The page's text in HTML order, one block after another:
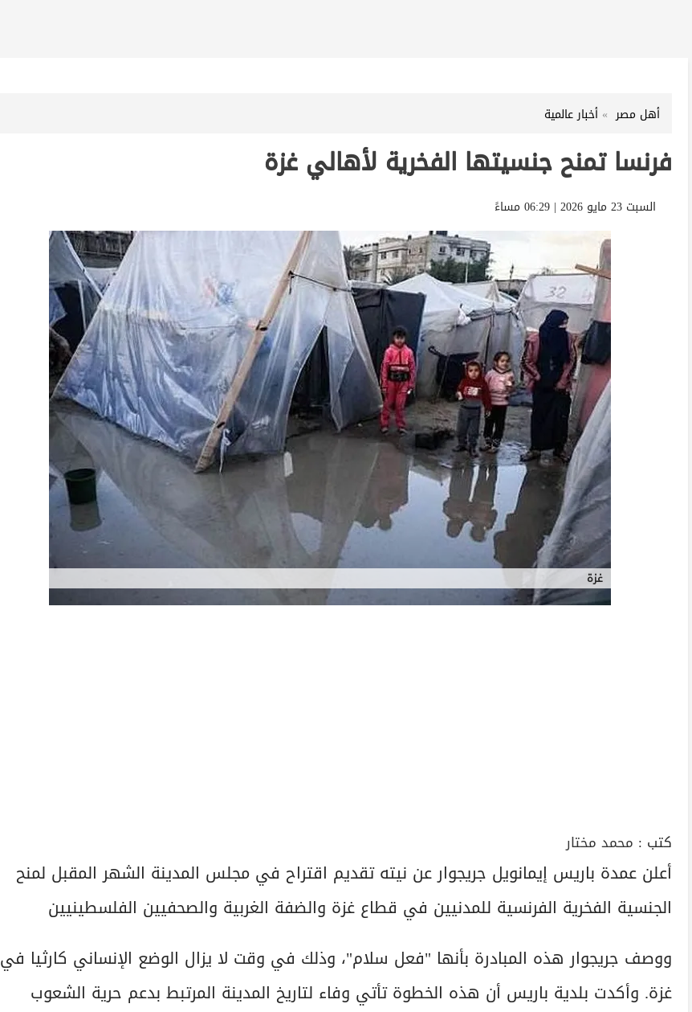
أهل مصر أخبار عالمية
فرنسا تمنح جنسيتها الفخرية لأهالي غزة
السبت 23 مايو 2026 | 06:29 مساءً
غزة
كتب : محمد مختار
أعلن عمدة باريس إيمانويل جريجوار عن نيته تقديم اقتراح في مجلس المدينة الشهر المقبل لمنح
الجنسية الفخرية الفرنسية للمدنيين في قطاع غزة والضفة الغربية والصحفيين الفلسطينيين
ووصف جريجوار هذه المبادرة بأنها "فعل سلام"، وذلك في وقت لا يزال الوضع الإنساني كارثيا في
غزة. وأكدت بلدية باريس أن هذه الخطوة تأتي وفاء لتاريخ المدينة المرتبط بدعم حرية الشعوب